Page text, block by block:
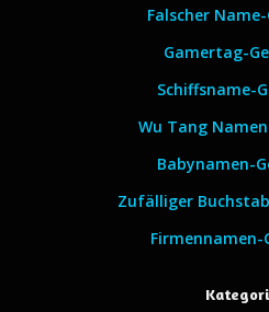
Falscher
Gamertag-
Schiffsname-
Wu Tang
Babynamen-
Zufälliger